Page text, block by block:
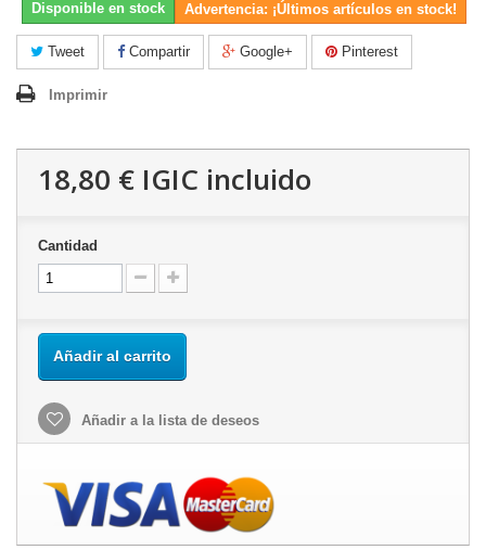
Disponible en stock Advertencia: ¡Últimos artículos en stock!
Tweet Compartir Google+ Pinterest
Imprimir
18,80 € IGIC incluido
Cantidad
Añadir al carrito
Añadir a la lista de deseos